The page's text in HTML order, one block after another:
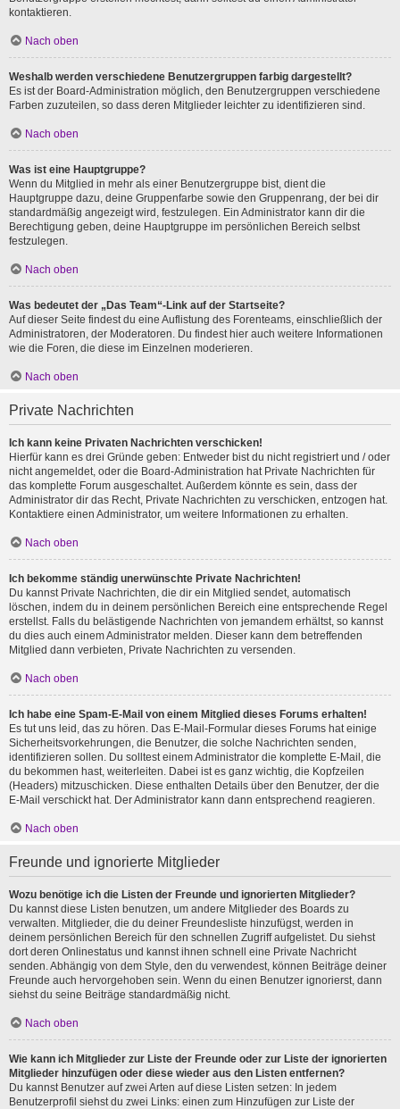
kontaktieren.
Nach oben
Weshalb werden verschiedene Benutzergruppen farbig dargestellt?
Es ist der Board-Administration möglich, den Benutzergruppen verschiedene
Farben zuzuteilen, so dass deren Mitglieder leichter zu identifizieren sind.
Nach oben
Was ist eine Hauptgruppe?
Wenn du Mitglied in mehr als einer Benutzergruppe bist, dient die
Hauptgruppe dazu, deine Gruppenfarbe sowie den Gruppenrang, der bei dir
standardmäßig angezeigt wird, festzulegen. Ein Administrator kann dir die
Berechtigung geben, deine Hauptgruppe im persönlichen Bereich selbst
festzulegen.
Nach oben
Was bedeutet der „Das Team“-Link auf der Startseite?
Auf dieser Seite findest du eine Auflistung des Forenteams, einschließlich der
Administratoren, der Moderatoren. Du findest hier auch weitere Informationen
wie die Foren, die diese im Einzelnen moderieren.
Nach oben
Private Nachrichten
Ich kann keine Privaten Nachrichten verschicken!
Hierfür kann es drei Gründe geben: Entweder bist du nicht registriert und / oder
nicht angemeldet, oder die Board-Administration hat Private Nachrichten für
das komplette Forum ausgeschaltet. Außerdem könnte es sein, dass der
Administrator dir das Recht, Private Nachrichten zu verschicken, entzogen hat.
Kontaktiere einen Administrator, um weitere Informationen zu erhalten.
Nach oben
Ich bekomme ständig unerwünschte Private Nachrichten!
Du kannst Private Nachrichten, die dir ein Mitglied sendet, automatisch
löschen, indem du in deinem persönlichen Bereich eine entsprechende Regel
erstellst. Falls du belästigende Nachrichten von jemandem erhältst, so kannst
du dies auch einem Administrator melden. Dieser kann dem betreffenden
Mitglied dann verbieten, Private Nachrichten zu versenden.
Nach oben
Ich habe eine Spam-E-Mail von einem Mitglied dieses Forums erhalten!
Es tut uns leid, das zu hören. Das E-Mail-Formular dieses Forums hat einige
Sicherheitsvorkehrungen, die Benutzer, die solche Nachrichten senden,
identifizieren sollen. Du solltest einem Administrator die komplette E-Mail, die
du bekommen hast, weiterleiten. Dabei ist es ganz wichtig, die Kopfzeilen
(Headers) mitzuschicken. Diese enthalten Details über den Benutzer, der die
E-Mail verschickt hat. Der Administrator kann dann entsprechend reagieren.
Nach oben
Freunde und ignorierte Mitglieder
Wozu benötige ich die Listen der Freunde und ignorierten Mitglieder?
Du kannst diese Listen benutzen, um andere Mitglieder des Boards zu
verwalten. Mitglieder, die du deiner Freundesliste hinzufügst, werden in
deinem persönlichen Bereich für den schnellen Zugriff aufgelistet. Du siehst
dort deren Onlinestatus und kannst ihnen schnell eine Private Nachricht
senden. Abhängig von dem Style, den du verwendest, können Beiträge deiner
Freunde auch hervorgehoben sein. Wenn du einen Benutzer ignorierst, dann
siehst du seine Beiträge standardmäßig nicht.
Nach oben
Wie kann ich Mitglieder zur Liste der Freunde oder zur Liste der ignorierten
Mitglieder hinzufügen oder diese wieder aus den Listen entfernen?
Du kannst Benutzer auf zwei Arten auf diese Listen setzen: In jedem
Benutzerprofil siehst du zwei Links: einen zum Hinzufügen zur Liste der